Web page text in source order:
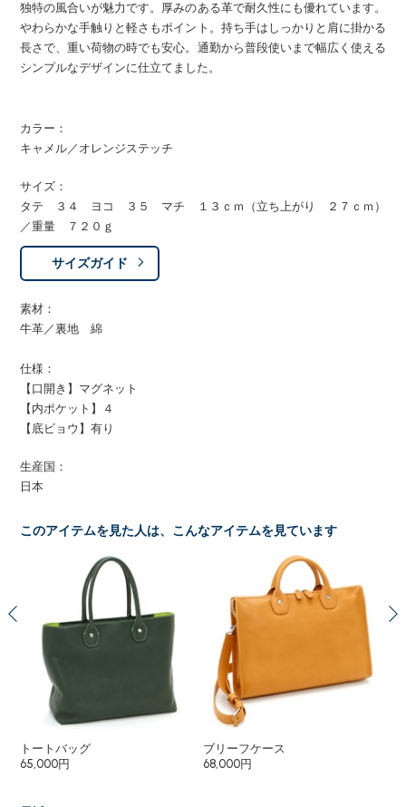
独特の風合いが魅力です。厚みのある革で耐久性にも優れています。
やわらかな手触りと軽さもポイント。持ち手はしっかりと肩に掛かる
長さで、重い荷物の時でも安心。通勤から普段使いまで幅広く使える
シンプルなデザインに仕立てました。
カラー：
キャメル／オレンジステッチ
サイズ：
タテ ３４ ヨコ ３５ マチ １３ｃｍ（立ち上がり ２７ｃｍ）
／重量 ７２０ｇ
サイズガイド
素材：
牛革／裏地 綿
仕様：
【口開き】マグネット
【内ポケット】４
【底ビョウ】有り
生産国：
日本
このアイテムを見た人は、こんなアイテムを見ています
トートバッグ
65,000円
ブリーフケース
68,000円